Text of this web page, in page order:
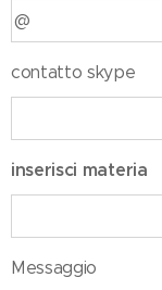
contatto skype
inserisci materia
Messaggio